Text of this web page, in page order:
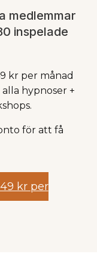
medlemmar
inspelade
kr per månad
hypnoser +
för att få
kr per